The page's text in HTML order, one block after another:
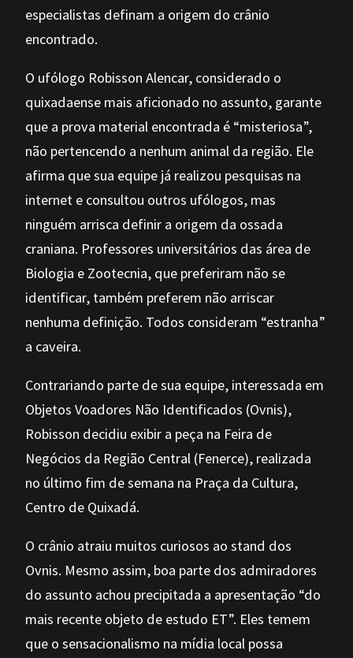
especialistas definam a origem do crânio
encontrado.
O ufólogo Robisson Alencar, considerado o
quixadaense mais aficionado no assunto, garante
que a prova material encontrada é “misteriosa”,
não pertencendo a nenhum animal da região. Ele
afirma que sua equipe já realizou pesquisas na
internet e consultou outros ufólogos, mas
ninguém arrisca definir a origem da ossada
craniana. Professores universitários das área de
Biologia e Zootecnia, que preferiram não se
identificar, também preferem não arriscar
nenhuma definição. Todos consideram “estranha”
a caveira.
Contrariando parte de sua equipe, interessada em
Objetos Voadores Não Identificados (Ovnis),
Robisson decidiu exibir a peça na Feira de
Negócios da Região Central (Fenerce), realizada
no último fim de semana na Praça da Cultura,
Centro de Quixadá.
O crânio atraiu muitos curiosos ao stand dos
Ovnis. Mesmo assim, boa parte dos admiradores
do assunto achou precipitada a apresentação “do
mais recente objeto de estudo ET”. Eles temem
que o sensacionalismo na mídia local possa